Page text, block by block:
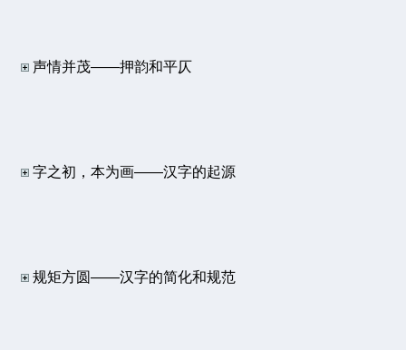
声情并茂——押韵和平仄
字之初，本为画——汉字的起源
规矩方圆——汉字的简化和规范